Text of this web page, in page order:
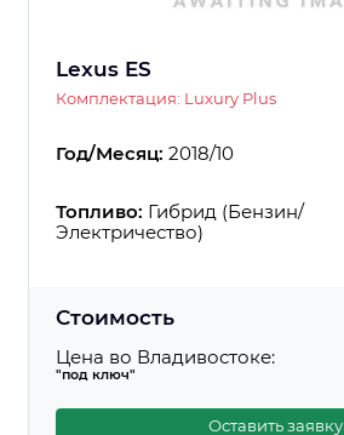
Lexus ES
Комплектация: Luxury Plus
Год/Месяц: 2018/10
Топливо: Гибрид (Бензин/
Электричество)
Стоимость
Цена во Владивостоке:
"под ключ"
Оставить заявку